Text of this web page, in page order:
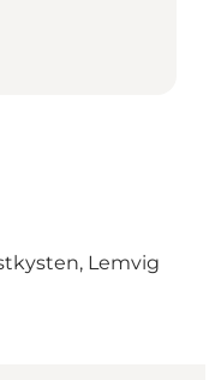
Lemvig